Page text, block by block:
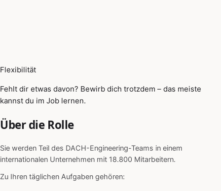
Flexibilität
Fehlt dir etwas davon? Bewirb dich trotzdem – das meiste
kannst du im Job lernen.
Über die Rolle
Sie werden Teil des DACH-Engineering-Teams in einem
internationalen Unternehmen mit 18.800 Mitarbeitern.
Zu Ihren täglichen Aufgaben gehören: